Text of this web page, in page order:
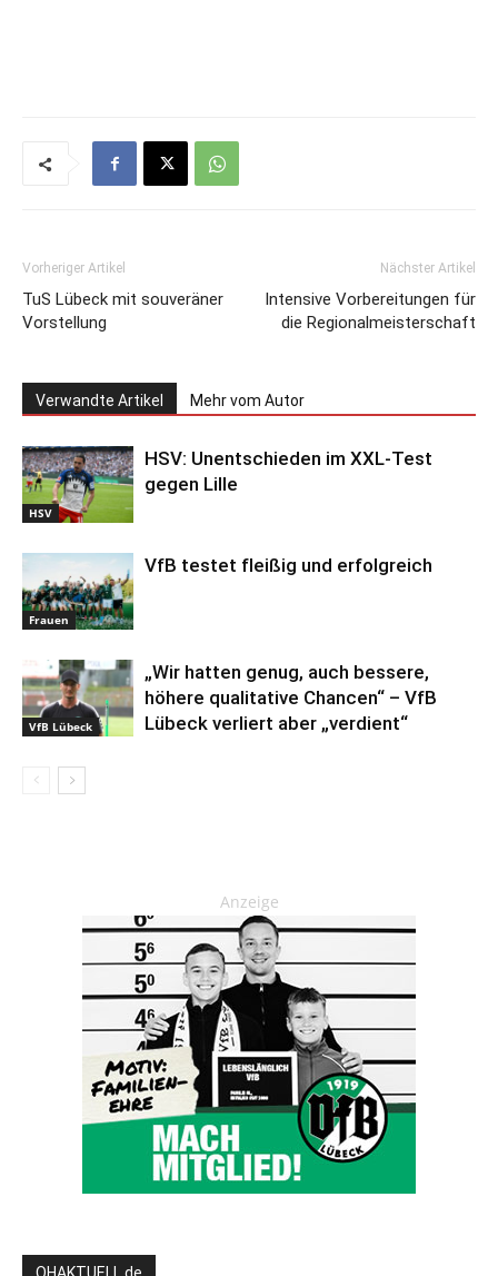
Vorheriger Artikel
TuS Lübeck mit souveräner
Vorstellung
Nächster Artikel
Intensive Vorbereitungen für
die Regionalmeisterschaft
Verwandte Artikel Mehr vom Autor
HSV
HSV: Unentschieden im XXL-Test
gegen Lille
Frauen
VfB testet fleißig und erfolgreich
VfB Lübeck
„Wir hatten genug, auch bessere,
höhere qualitative Chancen“ – VfB
Lübeck verliert aber „verdient“
Anzeige